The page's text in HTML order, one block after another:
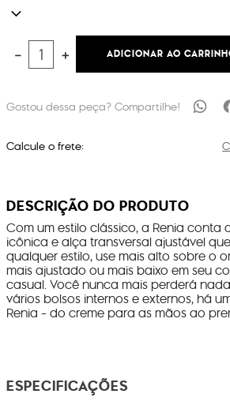
＋
－ ADICIONAR AO
Calcule o frete:
DESCRIÇÃO DO PRODUTO
Com um estilo clássico, a Renia conta
icônica e alça transversal ajustável
qualquer estilo, use mais alto sobre o
mais ajustado ou mais baixo em seu
casual. Você nunca mais perderá
vários bolsos internos e externos, há
Renia - do creme para as mãos ao
ESPECIFICAÇÕES